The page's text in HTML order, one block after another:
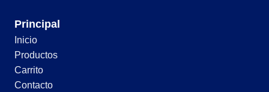
Principal
Inicio
Productos
Carrito
Contacto